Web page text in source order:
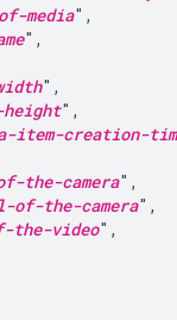
media",
",
",
height",
item-creation-
the-camera",
of-the-camera",
the-video",